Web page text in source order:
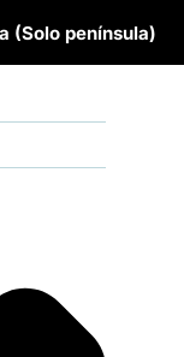
(Solo península)